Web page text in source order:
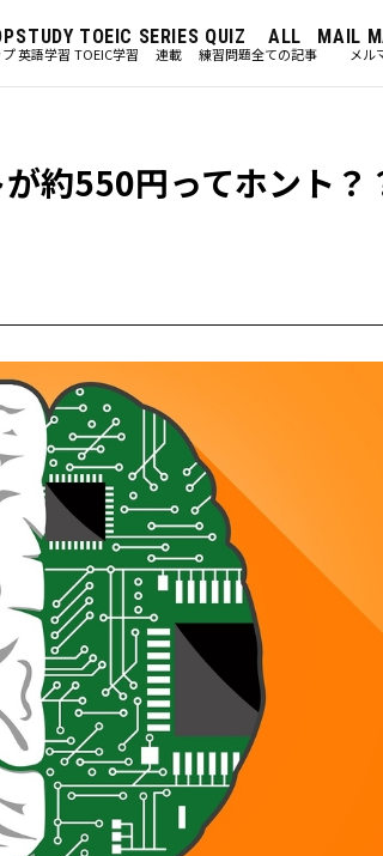
プ
STUDY
英語学習
TOEIC
TOEIC学習
SERIES
連載
QUIZ
練習問題
ALL
全ての記事
MAIL
メル
約550円ってホント？